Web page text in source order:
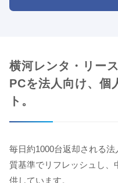
横河レンタ・リー
PCを法人向け、個
ト。
毎日約1000台返却される
質基準でリフレッシュし
供しています。